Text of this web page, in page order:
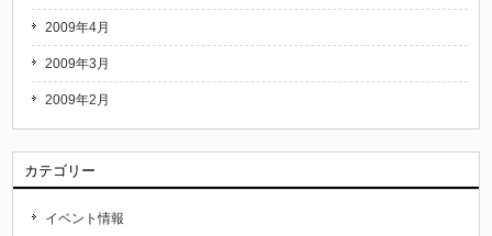
2009年4月
2009年3月
2009年2月
カテゴリー
イベント情報